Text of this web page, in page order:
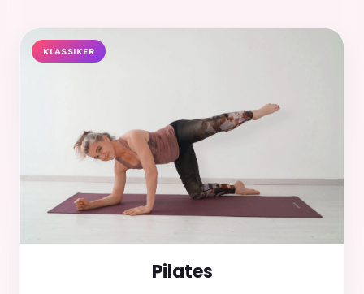
KLASSIKER
Pilates